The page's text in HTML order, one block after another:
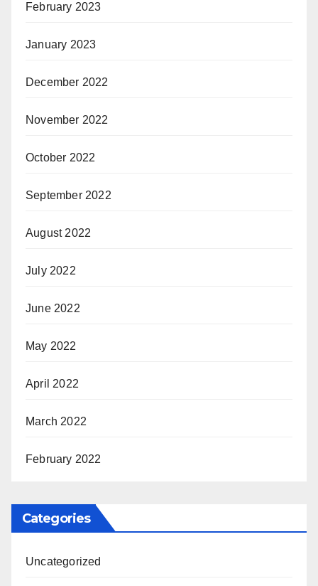
February 2023
January 2023
December 2022
November 2022
October 2022
September 2022
August 2022
July 2022
June 2022
May 2022
April 2022
March 2022
February 2022
Categories
Uncategorized